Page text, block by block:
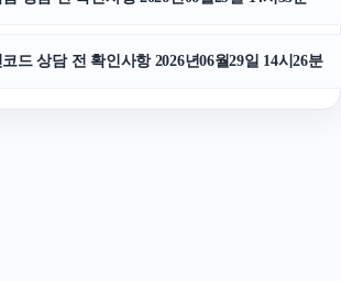
드 상담 전 확인사항 2026년06월29일 14시26분